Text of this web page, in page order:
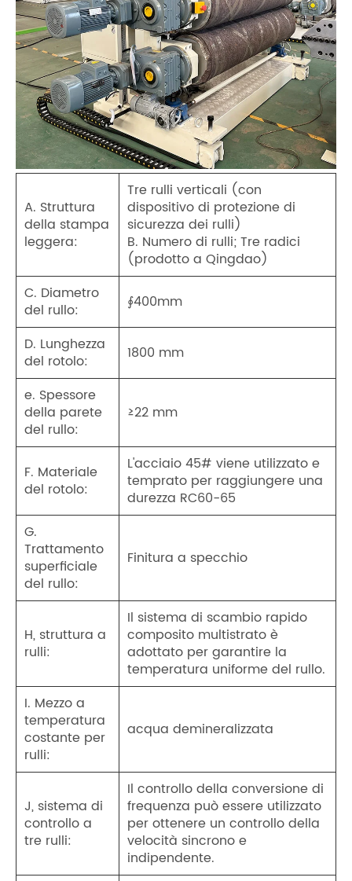
A. Struttura
della stampa
leggera:
Tre rulli verticali (con
dispositivo di protezione di
sicurezza dei rulli)
B. Numero di rulli; Tre radici
(prodotto a Qingdao)
C. Diametro
del rullo:
∮400mm
D. Lunghezza
del rotolo:
1800 mm
e. Spessore
della parete
del rullo:
≥22 mm
F. Materiale
del rotolo:
L'acciaio 45# viene utilizzato e
temprato per raggiungere una
durezza RC60-65
G.
Trattamento
superficiale
del rullo:
Finitura a specchio
H, struttura a
rulli:
Il sistema di scambio rapido
composito multistrato è
adottato per garantire la
temperatura uniforme del rullo.
I. Mezzo a
temperatura
costante per
rulli:
acqua demineralizzata
J, sistema di
controllo a
tre rulli:
Il controllo della conversione di
frequenza può essere utilizzato
per ottenere un controllo della
velocità sincrono e
indipendente.